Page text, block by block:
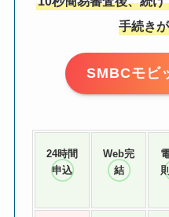
手続き
SMBCモビ
24時間
申込
Web完
結